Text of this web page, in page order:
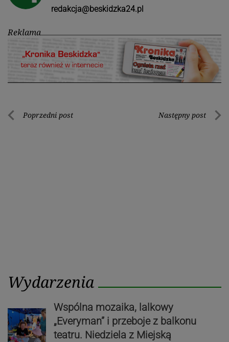
redakcja@beskidzka24.pl
Reklama
Nawigacja
Poprzedni post Następny post
Wydarzenia
Wspólna mozaika, lalkowy
„Everyman” i przeboje z balkonu
teatru. Niedziela z Miejską